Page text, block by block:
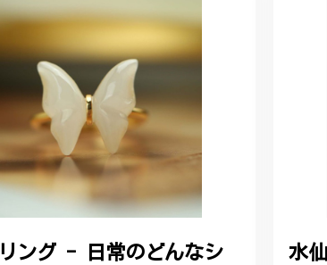
とうございました。
ュなデザイン B058
の質問にも速やかに回答下さり、信頼できるショップ
ング - 日常のどんなシ
水